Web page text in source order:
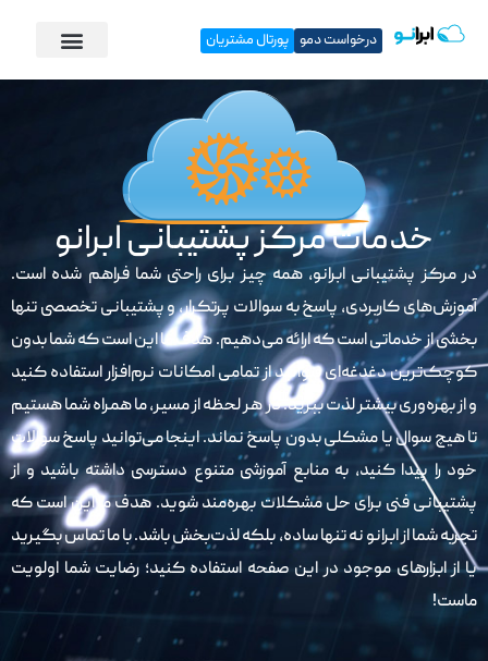
درخواست دمو پورتال مشتریان
خدمات مرکز پشتیبانی ابرانو
در مرکز پشتیبانی ابرانو، همه چیز برای راحتی شما فراهم شده است.
آموزش‌های کاربردی، پاسخ به سوالات پرتکرار، و پشتیبانی تخصصی تنها
بخشی از خدماتی است که ارائه می‌دهیم. هدف ما این است که شما بدون
کوچک‌ترین دغدغه‌ای بتوانید از تمامی امکانات نرم‌افزار استفاده کنید
و از بهره‌وری بیشتر لذت ببرید. در هر لحظه از مسیر، ما همراه شما هستیم
تا هیچ سوال یا مشکلی بدون پاسخ نماند. اینجا می‌توانید پاسخ سوالات
خود را پیدا کنید، به منابع آموزشی متنوع دسترسی داشته باشید و از
پشتیبانی فنی برای حل مشکلات بهره‌مند شوید. هدف ما این است که
تجربه شما از ابرانو نه تنها ساده، بلکه لذت‌بخش باشد. با ما تماس بگیرید
یا از ابزارهای موجود در این صفحه استفاده کنید؛ رضایت شما اولویت
ماست!